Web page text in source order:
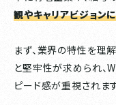
観やキャリアビジョン
まず、業界の特性を理
と堅牢性が求められ、
ピード感が重視されます